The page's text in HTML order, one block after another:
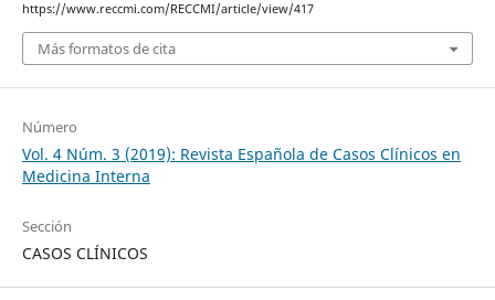
https://www.reccmi.com/RECCMI/article/view/417
Más formatos de cita
Número
Vol. 4 Núm. 3 (2019): Revista Española de Casos Clínicos en
Medicina Interna
Sección
CASOS CLÍNICOS